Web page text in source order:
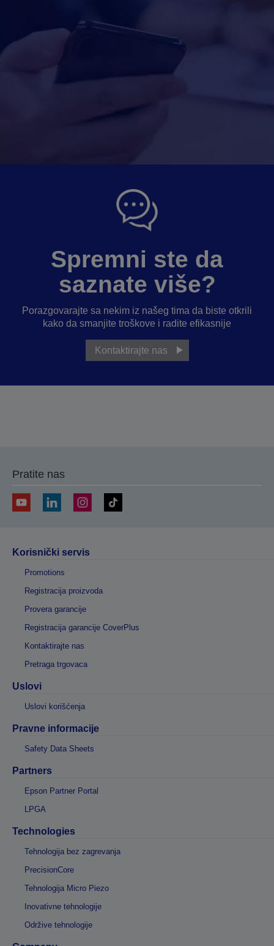
Spremni ste da
saznate više?
Porazgovarajte sa nekim iz našeg tima da biste otkrili
kako da smanjite troškove i radite efikasnije
Kontaktirajte nas
Pratite nas
Korisnički servis
Promotions
Registracija proizvoda
Provera garancije
Registracija garancije CoverPlus
Kontaktirajte nas
Pretraga trgovaca
Uslovi
Uslovi korišćenja
Pravne informacije
Safety Data Sheets
Partners
Epson Partner Portal
LPGA
Technologies
Tehnologija bez zagrevanja
PrecisionCore
Tehnologija Micro Piezo
Inovativne tehnologije
Održive tehnologije